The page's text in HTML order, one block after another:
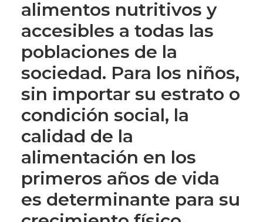
alimentos nutritivos y
accesibles a todas las
poblaciones de la
sociedad. Para los niños,
sin importar su estrato o
condición social, la
calidad de la
alimentación en los
primeros años de vida
es determinante para su